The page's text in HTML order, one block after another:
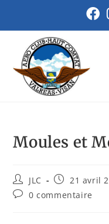
Moules et
JLC 21 avril
0 commentaire